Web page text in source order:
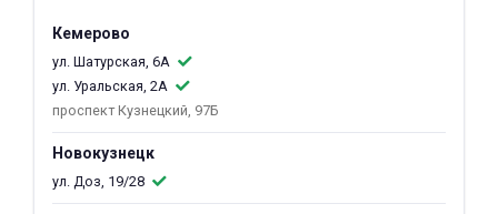
Кемерово
ул. Шатурская, 6А
ул. Уральская, 2А
проспект Кузнецкий, 97Б
Новокузнецк
ул. Доз, 19/28
раз в 2
недели
Остались вопросы?
8 800 302-02-51
plait.ru